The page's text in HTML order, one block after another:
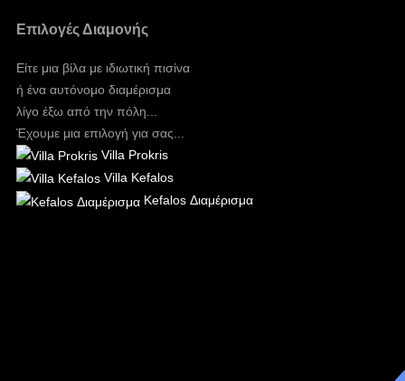
Επιλογές Διαμονής
Είτε μια βίλα με ιδιωτική πισίνα
ή ένα αυτόνομο διαμέρισμα
λίγο έξω από την πόλη...
Έχουμε μια επιλογή για σας...
Villa Prokris
Villa Kefalos
Kefalos Διαμέρισμα